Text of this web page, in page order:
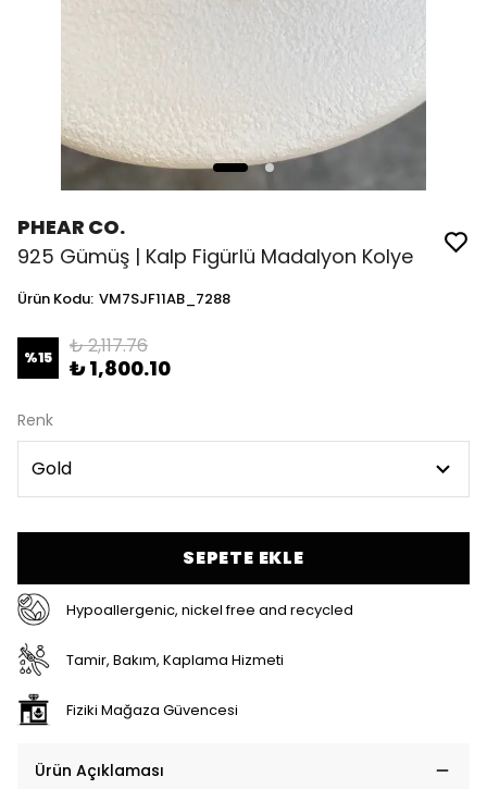
PHEAR CO.
925 Gümüş | Kalp Figürlü Madalyon Kolye
Ürün Kodu: VM7SJF11AB_7288
%15 ₺ 2,117.76
₺ 1,800.10
Renk
SEPETE EKLE
Hypoallergenic, nickel free and recycled
Tamir, Bakım, Kaplama Hizmeti
Fiziki Mağaza Güvencesi
Ürün Açıklaması